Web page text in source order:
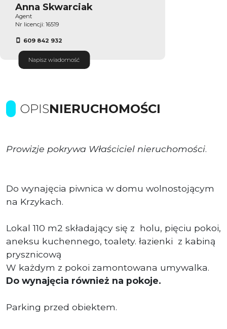
Anna Skwarciak
Agent
Nr licencji: 16519
609 842 932
Napisz wiadomość
OPISNIERUCHOMOŚCI
Prowizje pokrywa Właściciel nieruchomości.
Do wynajęcia piwnica w domu wolnostojącym
na Krzykach.
Lokal 110 m2 składający się z holu, pięciu pokoi,
aneksu kuchennego, toalety. łazienki z kabiną
prysznicową
W każdym z pokoi zamontowana umywalka.
Do wynajęcia również na pokoje.
Parking przed obiektem.